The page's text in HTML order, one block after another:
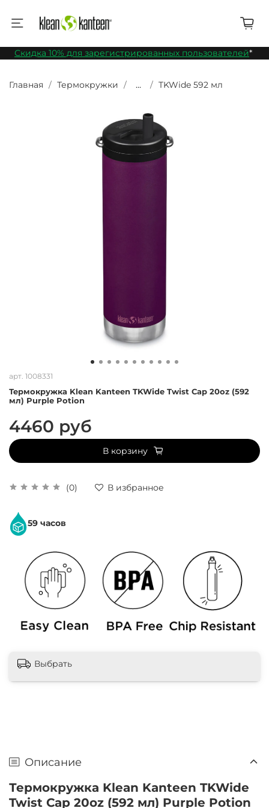
Скидка 10% для зарегистрированных пользователей*
Главная Термокружки ... TKWide 592 мл
арт. 1008331
Термокружка Klean Kanteen TKWide Twist Cap 20oz (592
мл) Purple Potion
(0) В избранное
4460 руб
В корзину
59 часов
Выбрать
Описание
Термокружка Klean Kanteen TKWide
Twist Cap 20oz (592 мл) Purple Potion